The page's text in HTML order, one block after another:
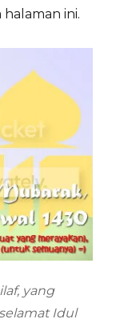
ini.
yang
Idul